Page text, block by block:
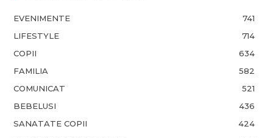
EVENIMENTE
741
LIFESTYLE
714
COPII
634
FAMILIA
582
COMUNICAT
521
BEBELUSI
436
SANATATE COPII
424